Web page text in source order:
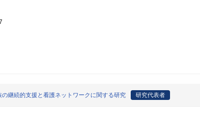
継続的支援と看護ネットワークに関する研究 研究代表者